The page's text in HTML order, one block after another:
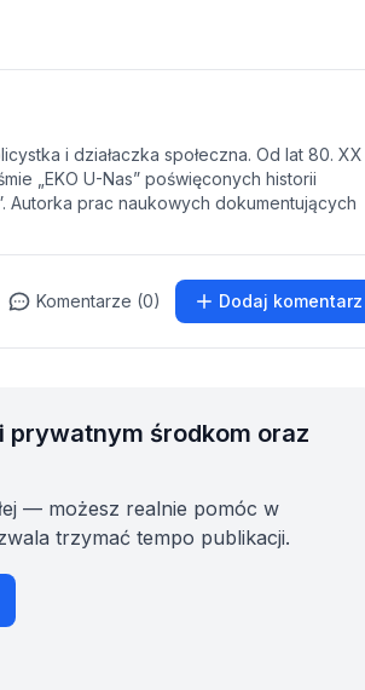
i działaczka społeczna. Od lat 80. XX
„EKO U-Nas” poświęconych historii
Autorka prac naukowych dokumentujących
Komentarze (0) Dodaj komentarz
prywatnym środkom oraz
— możesz realnie pomóc w
trzymać tempo publikacji.